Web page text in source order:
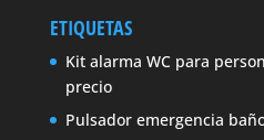
ETIQUETAS
Kit alarma WC para
precio
Pulsador emergencia